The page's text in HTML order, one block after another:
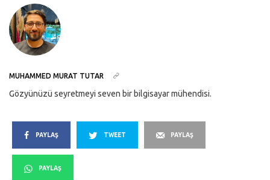
MUHAMMED MURAT TUTAR
Gözyünüzü seyretmeyi seven bir bilgisayar mühendisi.
PAYLAŞ TWEET PAYLAŞ
PAYLAŞ